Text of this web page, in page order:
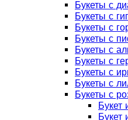
Букеты с
Букеты с
Букеты с
Букеты с
Букеты с
Букеты с
Букеты с
Букеты с
Букеты с
Букет
Букет